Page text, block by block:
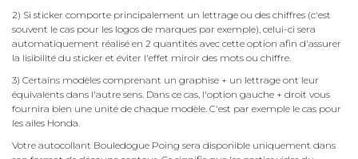
2) Si sticker comporte principalement un lettrage ou des chiffres (c'est
souvent le cas pour les logos de marques par exemple), celui-ci sera
automatiquement réalisé en 2 quantités avec cette option afin d'assurer
la lisibilité du sticker et éviter l'effet miroir des mots ou chiffre.
3) Certains modèles comprenant un graphise + un lettrage ont leur
équivalents dans l'autre sens. Dans ce cas, l'option gauche + droit vous
fournira bien une unité de chaque modèle. C'est par exemple le cas pour
les ailes Honda.
Votre autocollant Bouledogue Poing sera disponible uniquement dans